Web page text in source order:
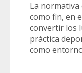
La
como fin, en
convertir los
práctica
como